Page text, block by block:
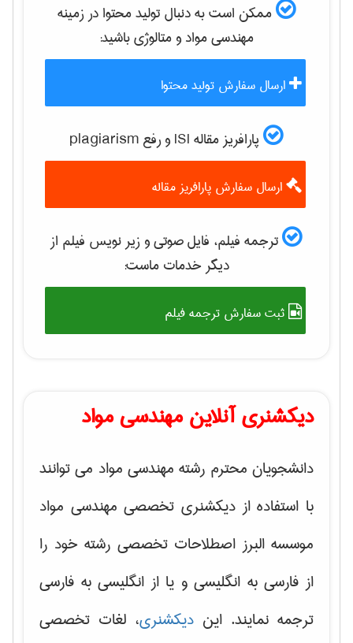
ممکن است به دنبال تولید محتوا در زمینه
مهندسی مواد و متالوژیباشید:
ارسال سفارش تولید محتوا
پارافریز مقاله ISI و رفع plagiarism
ارسال سفارش پارافریز مقاله
ترجمه فیلم، فایل صوتی و زیر نویس فیلم از
دیگر خدمات ماست:
ثبت سفارش ترجمه فیلم
دیکشنری آنلاین مهندسی مواد
دانشجویان محترم رشته مهندسی مواد می توانند
با استفاده از دیکشنری تخصصی مهندسی مواد
موسسه البرز اصطلاحات تخصصی رشته خود را
از فارسی به انگلیسی و یا از انگلیسی به فارسی
ترجمه نمایند. این دیکشنری، لغات تخصصی